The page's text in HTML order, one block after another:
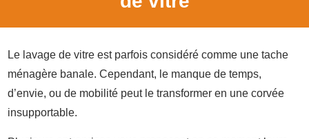
Le lavage de vitre est parfois considéré comme une tache
ménagère banale. Cependant, le manque de temps,
d’envie, ou de mobilité peut le transformer en une corvée
insupportable.